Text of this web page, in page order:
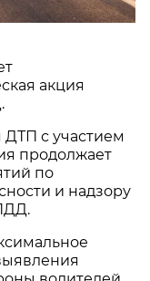
акция
с участием
продолжает
по
и надзору